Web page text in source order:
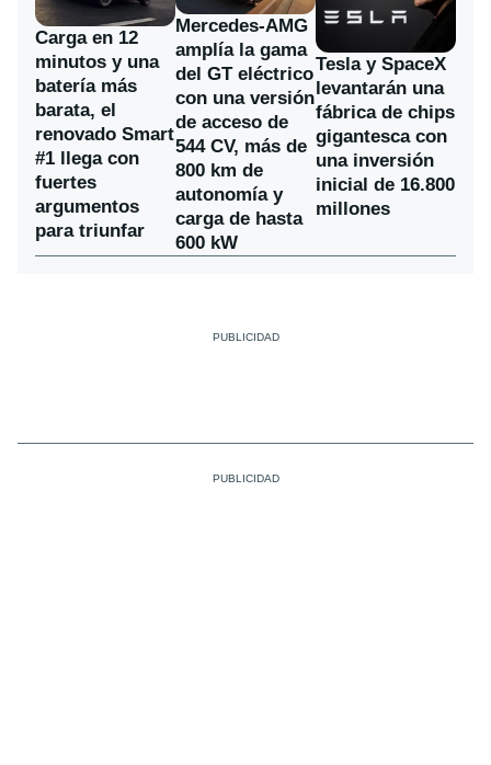
Carga en 12
minutos y una
batería más
barata, el
renovado Smart
#1 llega con
fuertes
argumentos
para triunfar
Mercedes-AMG
amplía la gama
del GT eléctrico
con una versión
de acceso de
544 CV, más de
800 km de
autonomía y
carga de hasta
600 kW
Tesla y SpaceX
levantarán una
fábrica de chips
gigantesca con
una inversión
inicial de 16.800
millones